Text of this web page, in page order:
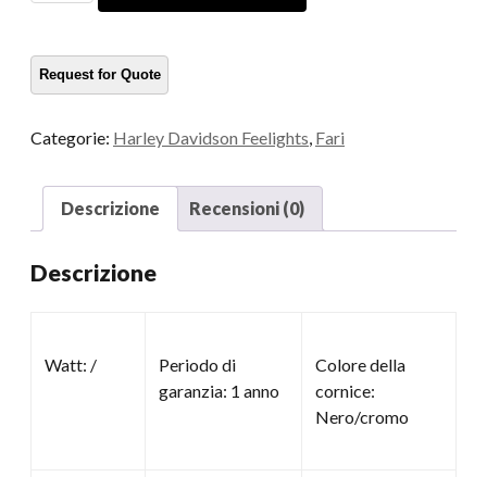
quantità
Categorie: Harley Davidson Feelights Fari
Descrizione Recensioni (0)
Descrizione
Watt: /
Periodo di
garanzia: 1 anno
Colore della
cornice:
Nero/cromo